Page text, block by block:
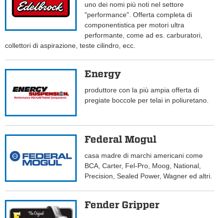
uno dei nomi più noti nel settore
"performance". Offerta completa di
componentistica per motori ultra
performante, come ad es. carburatori,
collettori di aspirazione, teste cilindro, ecc.
Energy
produttore con la più ampia offerta di
pregiate boccole per telai in poliuretano.
Federal Mogul
casa madre di marchi americani come
BCA, Carter, Fel-Pro, Moog, National,
Precision, Sealed Power, Wagner ed altri.
Fender Gripper